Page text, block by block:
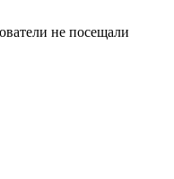
не посещали